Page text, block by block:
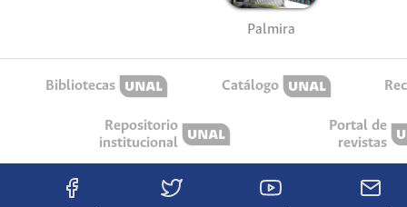
Palmira
Bibliotecas Catálogo
Repositorio
institucional
Portal de
revistas